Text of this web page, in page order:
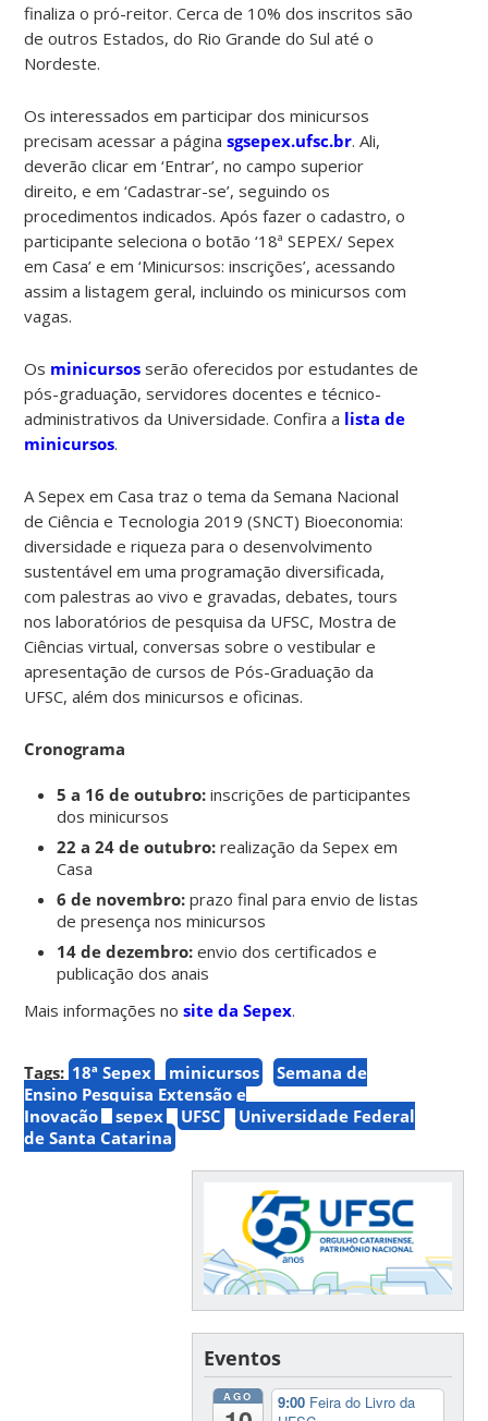
finaliza o pró-reitor. Cerca de 10% dos inscritos são
de outros Estados, do Rio Grande do Sul até o
Nordeste.
Os interessados em participar dos minicursos
precisam acessar a páginasgsepex.ufsc.br. Ali,
deverão clicar em ‘Entrar’, no campo superior
direito, e em ‘Cadastrar-se’, seguindo os
procedimentos indicados. Após fazer o cadastro, o
participante seleciona o botão ‘18ª SEPEX/ Sepex
em Casa’ e em ‘Minicursos: inscrições’, acessando
assim a listagem geral, incluindo os minicursos com
vagas.
Os minicursos serão oferecidos por estudantes de
pós-graduação, servidores docentes e técnico-
administrativos da Universidade. Confira a lista de
minicursos.
A Sepex em Casa traz o tema da Semana Nacional
de Ciência e Tecnologia 2019 (SNCT) Bioeconomia:
diversidade e riqueza para o desenvolvimento
sustentável em uma programação diversificada,
com palestras ao vivo e gravadas, debates, tours
nos laboratórios de pesquisa da UFSC, Mostra de
Ciências virtual, conversas sobre o vestibular e
apresentação de cursos de Pós-Graduação da
UFSC, além dos minicursos e oficinas.
Cronograma
5 a 16 de outubro: inscrições de participantes
dos minicursos
22 a 24 de outubro: realização da Sepex em
Casa
6 de novembro: prazo final para envio de listas
de presença nos minicursos
14 de dezembro: envio dos certificados e
publicação dos anais
Mais informações nosite da Sepex.
Tags: 18ª Sepex minicursos
Semana de
Ensino Pesquisa Extensão e
Inovação
sepex UFSC
Universidade Federal
de Santa Catarina
Eventos
AGO 9:00 Feira do Livro da